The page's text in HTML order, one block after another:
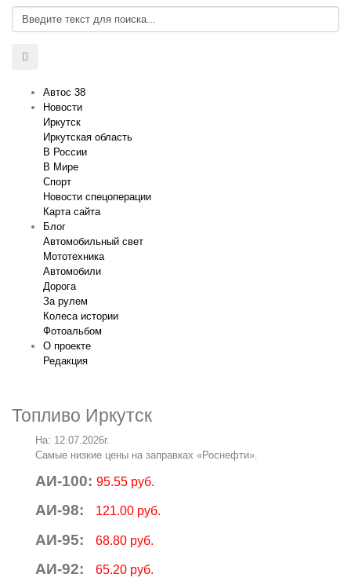
Автос 38
Новости
Иркутск
Иркутская область
В России
В Мире
Спорт
Новости спецоперации
Карта сайта
Блог
Автомобильный свет
Мототехника
Автомобили
Дорога
За рулем
Колеса истории
Фотоальбом
О проекте
Редакция
Топливо Иркутск
На: 12.07.2026г.
Самые низкие цены на заправках «Роснефти».
АИ-100: 95.55 руб.
АИ-98: 121.00 руб.
АИ-95: 68.80 руб.
АИ-92: 65.20 руб.